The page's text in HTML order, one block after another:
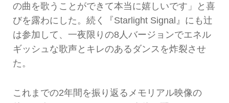
の曲を歌うことができて本当に嬉しいです」と喜
びを露わにした。続く『Starlight Signal』にも辻
は参加して、一夜限りの8人バージョンでエネル
ギッシュな歌声とキレのあるダンスを炸裂させ
た。
これまでの2年間を振り返るメモリアル映像の